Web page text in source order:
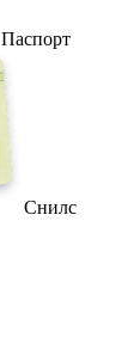
Паспорт
Снилс